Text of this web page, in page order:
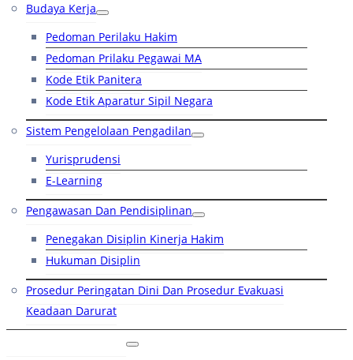
Budaya Kerja
Pedoman Perilaku Hakim
Pedoman Prilaku Pegawai MA
Kode Etik Panitera
Kode Etik Aparatur Sipil Negara
Sistem Pengelolaan Pengadilan
Yurisprudensi
E-Learning
Pengawasan Dan Pendisiplinan
Penegakan Disiplin Kinerja Hakim
Hukuman Disiplin
Prosedur Peringatan Dini Dan Prosedur Evakuasi
Keadaan Darurat